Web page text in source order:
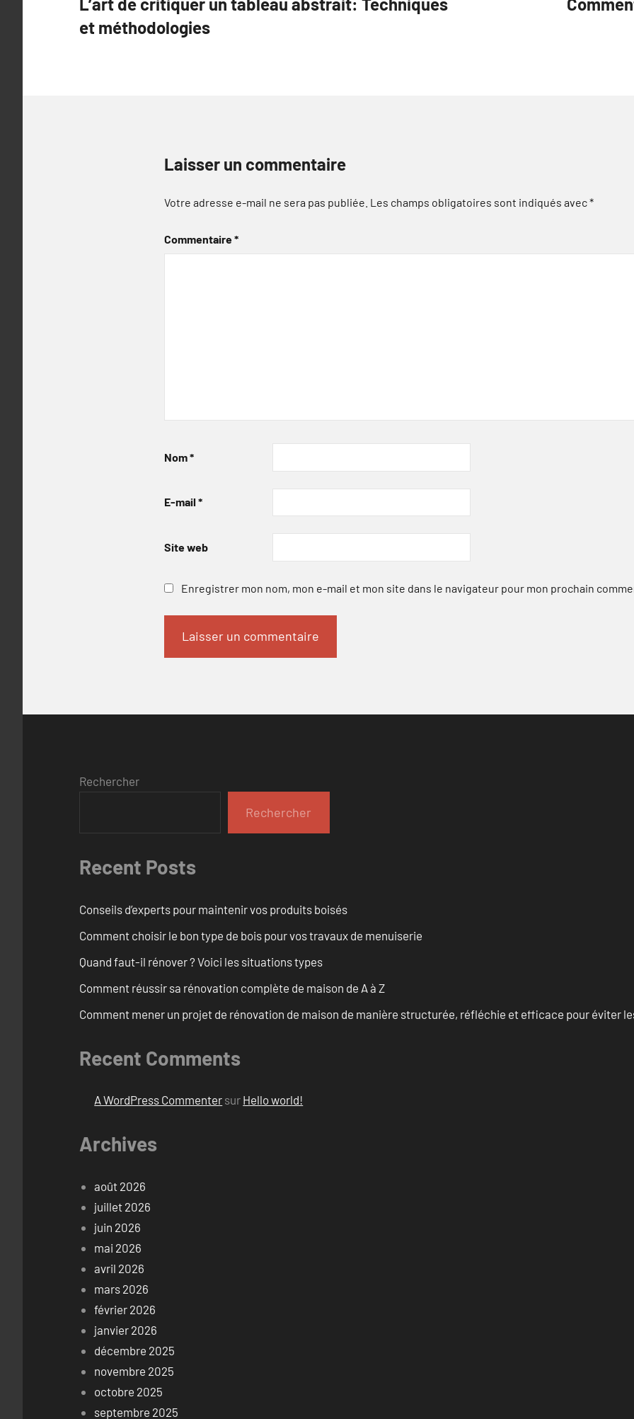
de
l’article
et méthodologies
Laisser un commentaire
Votre adresse e-mail ne sera pas publiée. Les champs obligatoires sont indiqués avec*
Commentaire*
Nom*
E-mail *
Site web
Enregistrer mon nom, mon e-mail et mon site dans le navigateur pour mon prochain
Rechercher
Rechercher
Recent Posts
Conseils d’experts pour maintenir vos produits boisés
Comment choisir le bon type de bois pour vos travaux de menuiserie
Quand faut-il rénover ? Voici les situations types
Comment réussir sa rénovation complète de maison de A à Z
Comment mener un projet de rénovation de maison de manière structurée, réfléchie et efficace pour éviter
Recent Comments
A WordPress Commenter sur Hello world!
Archives
août 2026
juillet 2026
juin 2026
mai 2026
avril 2026
mars 2026
février 2026
janvier 2026
décembre 2025
novembre 2025
octobre 2025
septembre 2025